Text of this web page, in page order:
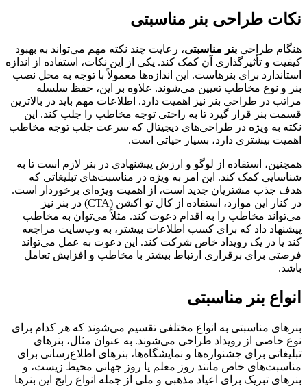
نکات طراحی بنر مناسبتی
هنگام طراحی بنر مناسبتی، رعایت چند نکته مهم می‌تواند به بهبود
کیفیت و تأثیرگذاری آن کمک کند. یکی از این نکات، استفاده از اندازه
استاندارد برای بنرهاست. این اندازه‌ها معمولاً با توجه به محل نصب
بنر و نوع مخاطب تعیین می‌شوند. علاوه بر این، حفظ سلسله
مراتب در طراحی بنر نیز اهمیت دارد. اطلاعات مهم باید در بالاترین
قسمت بنر قرار گیرد تا به راحتی توجه مخاطب را جلب کند. این
نکته به ویژه در طراحی‌های دیجیتال که سرعت جلب توجه مخاطب
اهمیت بیشتری دارد، بسیار حیاتی است.
همچنین، استفاده از لوگو و ارزش پیشنهادی در بنر لازم است تا به
شناسایی کمک کند. این امر به ویژه در مناسبت‌های تبلیغاتی که
هدف جذب مشتریان جدید است، از اهمیت ویژه‌ای برخوردار است.
در کنار این موارد، استفاده از کال تو اکشن (CTA) در بنر نیز
می‌تواند مخاطب را به اقدام دعوت کند. مثلاً می‌توان به مخاطب
پیشنهاد داد که برای کسب اطلاعات بیشتر، به وب‌سایت مراجعه
کند یا در یک رویداد خاص شرکت کند. این دعوت به عمل می‌تواند
فرصتی برای برقراری ارتباط بیشتر با مخاطب و افزایش تعامل
باشد.
انواع بنر مناسبتی
بنرهای مناسبتی به انواع مختلفی تقسیم می‌شوند که هر کدام برای
نوع خاصی از رویداد طراحی می‌شوند. به عنوان مثال، بنرهای
تبلیغاتی برای جشنواره‌ها و نمایشگاه‌ها، بنرهای اطلاع‌رسانی برای
مناسبت‌های خاص مانند روز معلم یا روز جهانی محیط زیست، و
بنرهای تبریک برای اعیاد مذهبی و ملی از جمله انواع رایج این بنرها